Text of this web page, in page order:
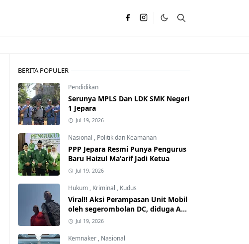
BERITA POPULER
Pendidikan
Serunya MPLS Dan LDK SMK Negeri
1 Jepara
Jul 19, 2026
Nasional , Politik dan Keamanan
PPP Jepara Resmi Punya Pengurus
Baru Haizul Ma'arif Jadi Ketua
Jul 19, 2026
Hukum , Kriminal , Kudus
Viral!! Aksi Perampasan Unit Mobil
oleh segerombolan DC, diduga Ada
Dalangnya
Jul 19, 2026
Kemnaker , Nasional